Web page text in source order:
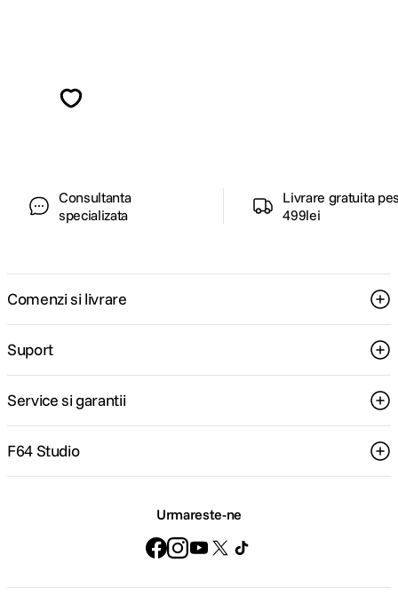
Consultanta
specializata
Livrare gratuita
499lei
Comenzi si livrare
Suport
Service si garantii
F64 Studio
Urmareste-ne